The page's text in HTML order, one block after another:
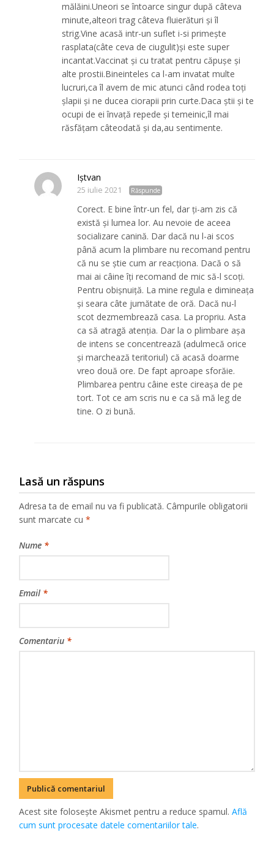
mălăini.Uneori se întoarce singur după câteva
minute,alteori trag câteva fluierături și îl
strig.Vine acasă intr-un suflet i-si primește
rasplata(câte ceva de ciugulit)și este super
incantat.Vaccinat și cu tratat pentru căpușe și
alte prostii.Bineinteles ca l-am invatat multe
lucruri,ca îl avem de mic atunci când rodea toți
șlapii și ne ducea ciorapii prin curte.Daca știi și te
ocupi de ei învață repede și temeinic,îl mai
răsfățam câteodată și da,au sentimente.
Iștvan
25 iulie 2021 Răspunde
Corect. E bine într-un fel, dar ți-am zis că
există și lumea lor. Au nevoie de aceea
socializare canină. Dar dacă nu l-ai scos
până acum la plimbare nu recomand pentru
că nu se știe cum ar reacționa. Dacă o să
mai ai câine îți recomand de mic să-l scoți.
Pentru obișnuiță. La mine regula e dimineața
și seara câte jumătate de oră. Dacă nu-l
scot dezmembrează casa. La propriu. Asta
ca să atragă atenția. Dar la o plimbare așa
de intens se concentrează (adulmecă orice
și marchează teritoriul) că acasă doarme
vreo două ore. De fapt aproape sforăie.
Plimbarea pentru câine este cireașa de pe
tort. Tot ce am scris nu e ca să mă leg de
tine. O zi bună.
Lasă un răspuns
Adresa ta de email nu va fi publicată. Câmpurile obligatorii
sunt marcate cu*
Nume *
Email *
Comentariu *
Acest site folosește Akismet pentru a reduce spamul.Află
cum sunt procesate datele comentariilor tale.